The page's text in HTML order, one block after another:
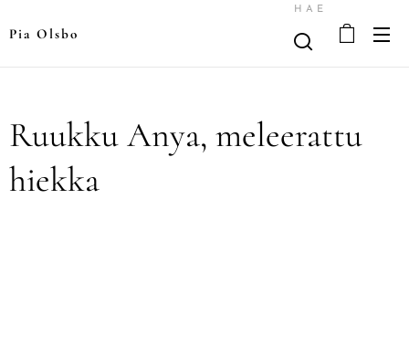
Pia Olsbo
HAE
Ruukku Anya, meleerattu
hiekka